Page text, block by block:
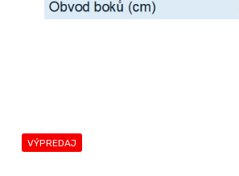
VÝPREDAJ